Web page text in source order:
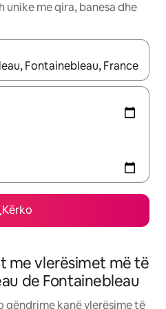
unike me qira, banesa dhe
lëviz me butonat e
Kërko
me vlerësimet më të
de Fontainebleau
kanë vlerësime të